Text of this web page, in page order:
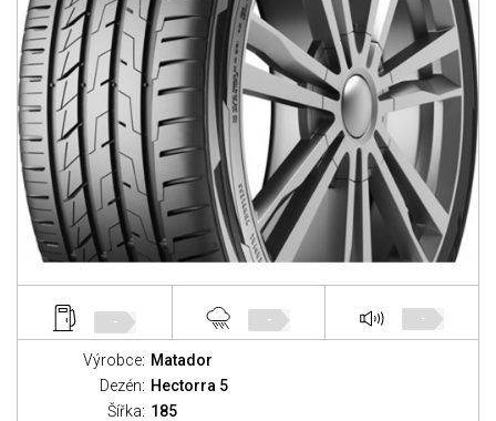
- - -
Výrobce: Matador
Dezén: Hectorra 5
Šířka: 185